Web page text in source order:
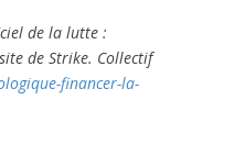
de la lutte :
de Strike. Collectif
financer-la-